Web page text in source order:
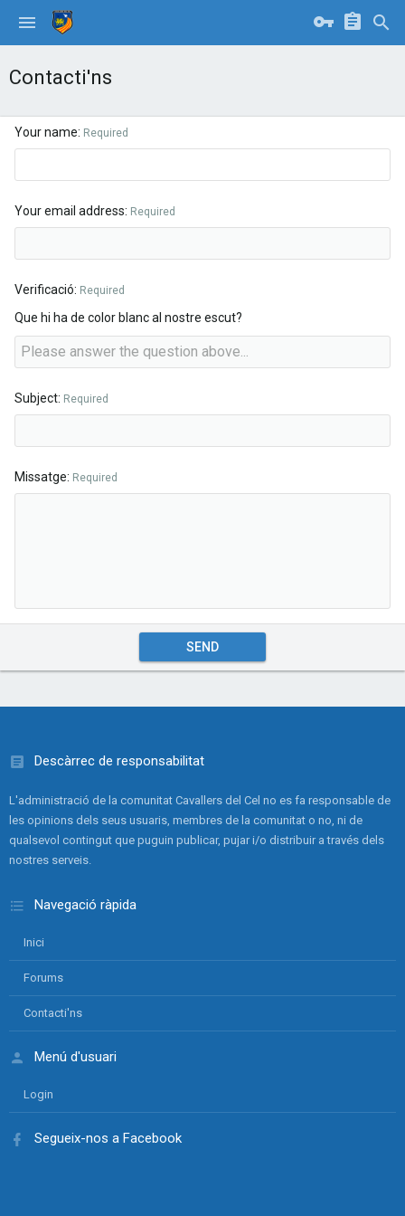
Contacti'ns
Your name Required
Your email address Required
Verificació Required
Que hi ha de color blanc al nostre escut?
Subject Required
Missatge Required
SEND
Descàrrec de responsabilitat
L'administració de la comunitat Cavallers del Cel no es fa responsable de
les opinions dels seus usuaris, membres de la comunitat o no, ni de
qualsevol contingut que puguin publicar, pujar i/o distribuir a través dels
nostres serveis.
Navegació ràpida
Inici
Forums
Contacti'ns
Menú d'usuari
Login
Segueix-nos a Facebook